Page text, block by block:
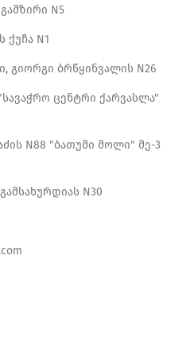
N5
ქუჩა N1
ბრწყინვალის N26
ცენტრი ქარვასლა"
N88 "ბათუმი მოლი" მე-3
N30